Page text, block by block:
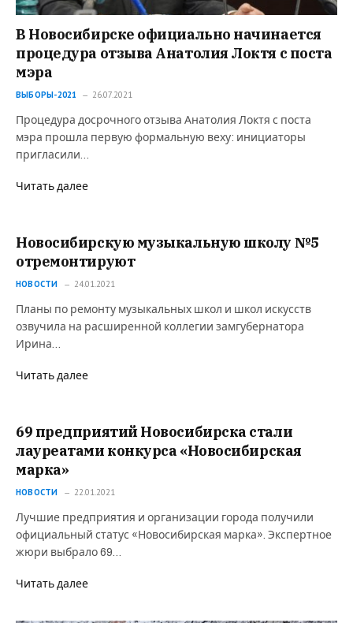
В Новосибирске официально начинается
процедура отзыва Анатолия Локтя с поста
мэра
ВЫБОРЫ-2021 26.07.2021
Процедура досрочного отзыва Анатолия Локтя с поста
мэра прошла первую формальную веху: инициаторы
пригласили…
Читать далее
Новосибирскую музыкальную школу №5
отремонтируют
НОВОСТИ 24.01.2021
Планы по ремонту музыкальных школ и школ искусств
озвучила на расширенной коллегии замгубернатора
Ирина…
Читать далее
69 предприятий Новосибирска стали
лауреатами конкурса «Новосибирская
марка»
НОВОСТИ 22.01.2021
Лучшие предприятия и организации города получили
официальный статус «Новосибирская марка». Экспертное
жюри выбрало 69…
Читать далее